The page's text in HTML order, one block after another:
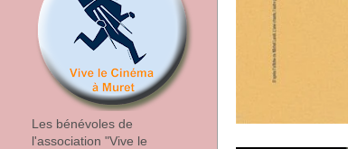
Les bénévoles de
l'association "Vive le